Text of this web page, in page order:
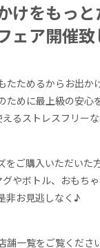
けをもっ
ェア開催
たためるからお出か
ために最上級の安心
るストレスフリー
をご購入いただい
やボトル、おもち
非お見逃しなく♪
舗一覧をご覧ください